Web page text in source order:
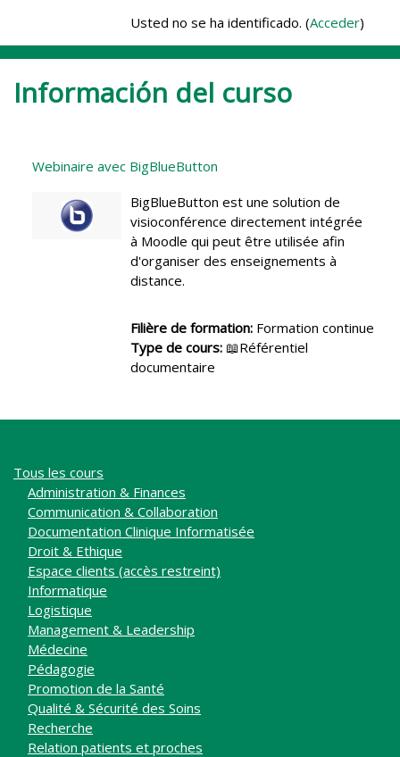
Usted no se ha identificado. (Acceder)
Información del curso
Webinaire avec BigBlueButton
BigBlueButton est une solution de
visioconférence directement intégrée
à Moodle qui peut être utilisée afin
d'organiser des enseignements à
distance.
Filière de formation: Formation continue
Type de cours: 📖Référentiel
documentaire
Tous les cours
Administration & Finances
Communication & Collaboration
Documentation Clinique Informatisée
Droit & Ethique
Espace clients (accès restreint)
Informatique
Logistique
Management & Leadership
Médecine
Pédagogie
Promotion de la Santé
Qualité & Sécurité des Soins
Recherche
Relation patients et proches